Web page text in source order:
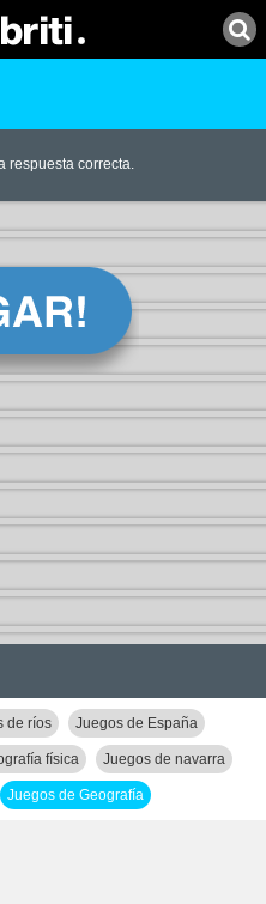
respuesta correcta.
de ríos Juegos de España
física Juegos de navarra
Juegos de Geografía